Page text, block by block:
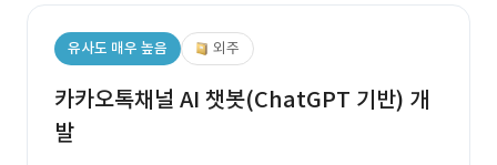
유사도 매우 높음 외주
카카오톡채널 AI 챗봇(ChatGPT 기반) 개
발